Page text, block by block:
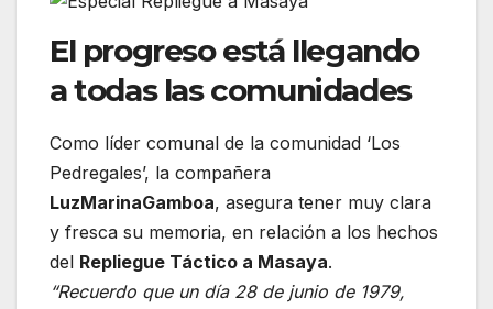
El progreso está llegando
a todas las comunidades
Como líder comunal de la comunidad ‘Los
Pedregales’, la compañera
LuzMarinaGamboa, asegura tener muy clara
y fresca su memoria, en relación a los hechos
del Repliegue Táctico a Masaya.
“Recuerdo que un día 28 de junio de 1979,